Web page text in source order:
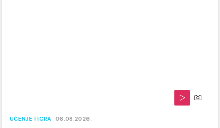
UČENJE I IGRA 06.08.2026.